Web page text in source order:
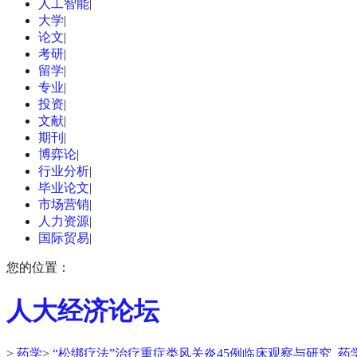
人工智能|
大学|
论文|
考研|
留学|
专业|
投资|
文献|
期刊 |
博弈论|
行业分析|
毕业论文|
市场营销|
人力资源|
国际贸易|
您的位置：
人大经济论坛
> 药学> “松绑疗法”治疗重症类风关炎45例临床观察与研究_药